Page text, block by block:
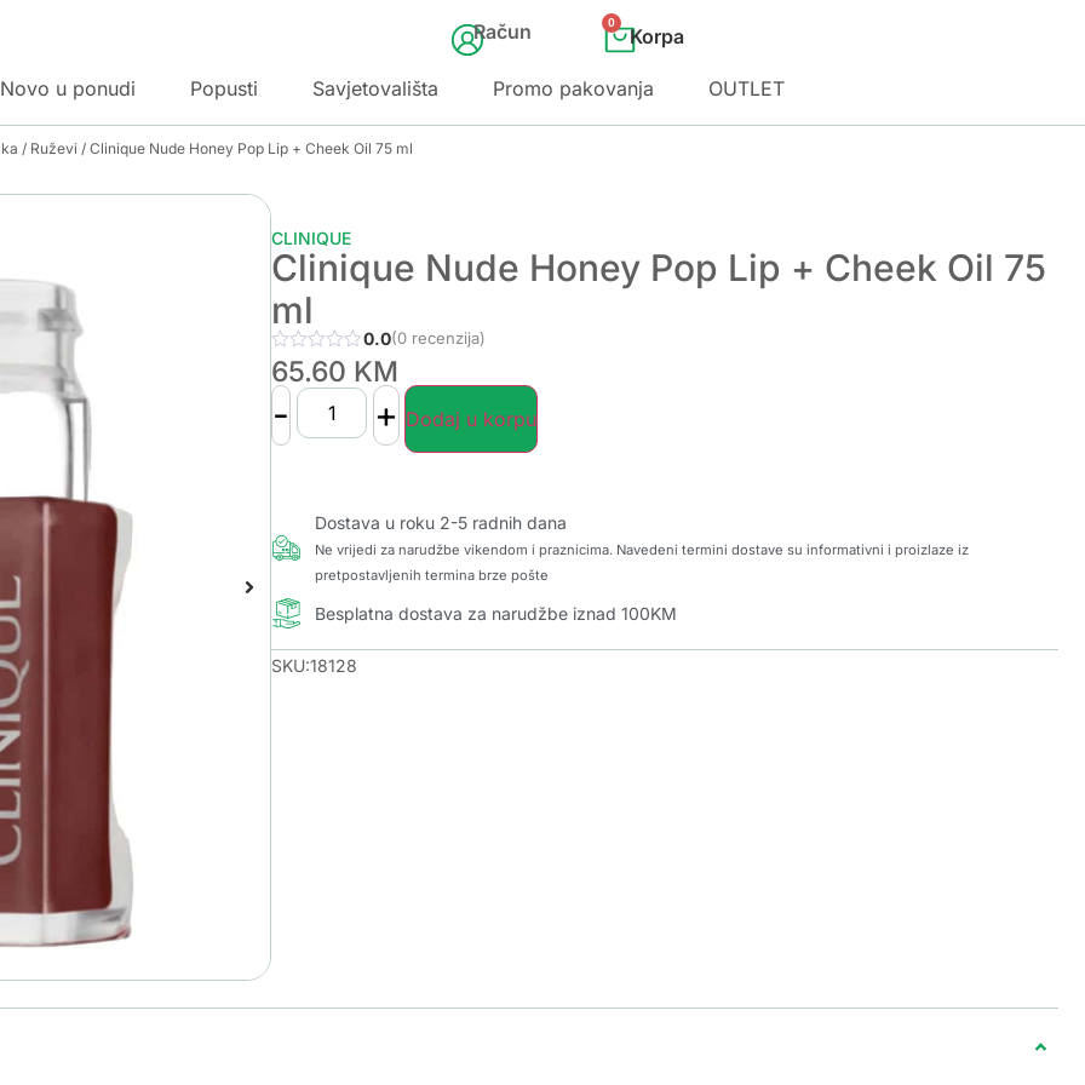
Račun 0
Novo u ponudi Popusti Savjetovališta Promo pakovanja OUTLET
/ Ruževi / Clinique Nude Honey Pop Lip + Cheek Oil 75 ml
CLINIQUE
Clinique Nude Honey Pop Lip + Cheek Oil 75
ml
0.0(0 recenzija)
65.60 KM
- + Dodaj u korpu
Dostava u roku 2-5 radnih dana
Ne vrijedi za narudžbe vikendom i praznicima. Navedeni termini dostave su informativni i proizlaze iz
pretpostavljenih termina brze pošte
Besplatna dostava za narudžbe iznad 100KM
SKU:18128